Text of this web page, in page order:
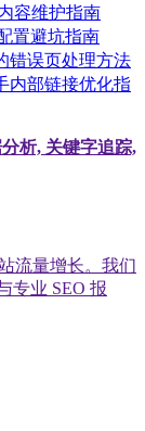
容维护指南
置避坑指南
错误页处理方法
内部链接优化指
分析, 关键字追踪,
流量增长。我们
专业 SEO 报